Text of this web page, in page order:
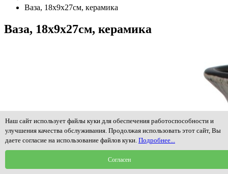
Ваза, 18х9х27см, керамика
Ваза, 18х9х27см, керамика
Наш сайт использует файлы куки для обеспечения работоспособности и
улучшения качества обслуживания. Продолжая использовать этот сайт, Вы
даете согласие на использование файлов куки. Подробнее...
Согласен